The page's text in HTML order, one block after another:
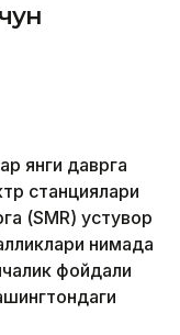
янги даврга
станциялари
(SMR) устувор
нимада
фойдали